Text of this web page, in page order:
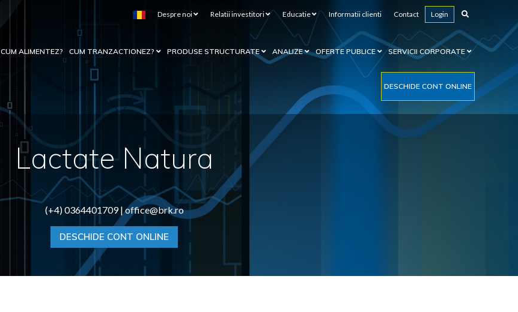
Despre noi Relatii investitori Educatie Informatii clienti Contact Login
CUM ALIMENTEZ? CUM TRANZACTIONEZ? PRODUSE STRUCTURATE ANALIZE OFERTE PUBLICE SERVICII CORPORATE
DESCHIDE CONT ONLINE
Lactate Natura
(+4) 0364401709 |office@brk.ro
DESCHIDE CONT ONLINE